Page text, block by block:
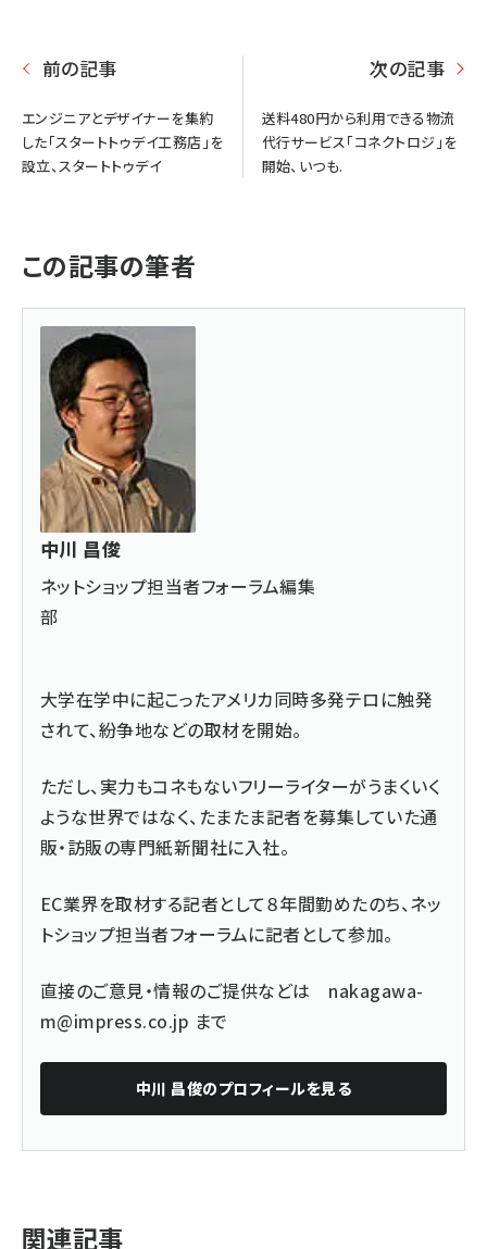
前の記事
エンジニアとデザイナーを集約
した「スタートトゥデイ工務店」を
設立、スタートトゥデイ
次の記事
送料480円から利用できる物流
代行サービス「コネクトロジ」を
開始、いつも.
この記事の筆者
中川 昌俊
ネットショップ担当者フォーラム編集
部
大学在学中に起こったアメリカ同時多発テロに触発
されて、紛争地などの取材を開始。
ただし、実力もコネもないフリーライターがうまくいく
ような世界ではなく、たまたま記者を募集していた通
販・訪販の専門紙新聞社に入社。
EC業界を取材する記者として８年間勤めたのち、ネッ
トショップ担当者フォーラムに記者として参加。
直接のご意見・情報のご提供などは nakagawa-
m@impress.co.jp まで
中川 昌俊のプロフィールを見る
関連記事